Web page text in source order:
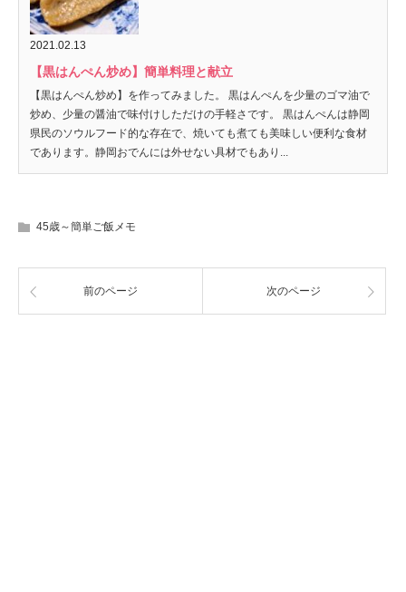
2021.02.13
【黒はんぺん炒め】簡単料理と献立
【黒はんぺん炒め】を作ってみました。 黒はんぺんを少量のゴマ油で
炒め、少量の醤油で味付けしただけの手軽さです。 黒はんぺんは静岡
県民のソウルフード的な存在で、焼いても煮ても美味しい便利な食材
であります。静岡おでんには外せない具材でもあり...
45歳～簡単ご飯メモ
前のページ 次のページ